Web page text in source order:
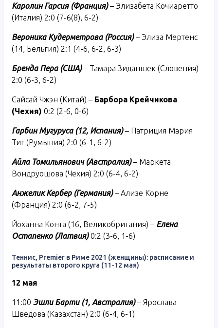
Каролин Гарсия (Франция)– Элизабета Кочиаретто
(Италия) 2:0 (7-6(8), 6-2)
Вероника Кудерметрова (Россия)– Элиза Мертенс
(14, Бельгия) 2:1 (4-6, 6-2, 6-3)
Бренда Пера (США)– Тамара Зиданшек (Словения)
2:0 (6-3, 6-2)
Сайсай Чжэн (Китай) – Барбора Крейчикова
(Чехия) 0:2 (2-6, 0-6)
Гарбин Мугуруса (12, Испания)– Патриция Мария
Тиг (Румыния) 2:0 (6-1, 6-2)
Айла Томильянович (Австралия)– Маркета
Вондруошова (Чехия) 2:0 (6-4, 6-2)
Анжелик Кербер (Германия)– Ализе Корне
(Франция) 2:0 (6-2, 7-5)
Йоханна Конта (16, Великобритания) – Елена
Остапенко (Латвия)0:2 (3-6, 1-6)
Теннис, Premier в Риме 2021 (женщины): расписание и
результаты второго круга (11-12 мая)
12 мая
11:00 Эшли Барти (1, Австралия) – Ярослава
Шведова (Казахстан) 2:0 (6-4, 6-1)